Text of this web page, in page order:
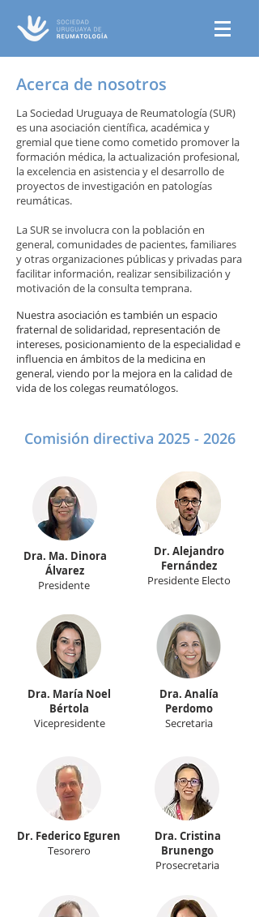
Acerca de nosotros
La Sociedad Uruguaya de Reumatología (SUR)
es una asociación científica, académica y
gremial que tiene como cometido promover la
formación médica, la actualización profesional,
la excelencia en asistencia y el desarrollo de
proyectos de investigación en patologías
reumáticas.
La SUR se involucra con la población en
general, comunidades de pacientes, familiares
y otras organizaciones públicas y privadas para
facilitar información, realizar sensibilización y
motivación de la consulta temprana.
Nuestra asociación es también un espacio
fraternal de solidaridad, representación de
intereses, posicionamiento de la especialidad e
influencia en ámbitos de la medicina en
general, viendo por la mejora en la calidad de
vida de los colegas reumatólogos.
Comisión directiva 2025 - 2026
Dra. Ma. Dinora
Álvarez
Presidente
Dr. Alejandro
Fernández
Presidente Electo
Dra. María Noel
Bértola
Vicepresidente
Dra. Analía
Perdomo
Secretaria
Dr. Federico Eguren
Tesorero
Dra. Cristina
Brunengo
Prosecretaria